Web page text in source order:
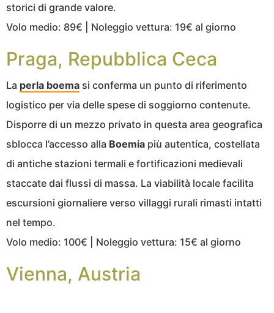
storici di grande valore.
Volo medio: 89€ | Noleggio vettura: 19€ al giorno
Praga, Repubblica Ceca
La perla boema si conferma un punto di riferimento
logistico per via delle spese di soggiorno contenute.
Disporre di un mezzo privato in questa area geografica
sblocca l’accesso alla Boemia più autentica, costellata
di antiche stazioni termali e fortificazioni medievali
staccate dai flussi di massa. La viabilità locale facilita
escursioni giornaliere verso villaggi rurali rimasti intatti
nel tempo.
Volo medio: 100€ | Noleggio vettura: 15€ al giorno
Vienna, Austria